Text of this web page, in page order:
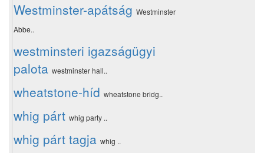
Westminster-apátság Westminster
Abbe..
westminsteri igazságügyi
palota westminster hall..
wheatstone-híd wheatstone bridg..
whig párt whig party ..
whig párt tagja whig ..